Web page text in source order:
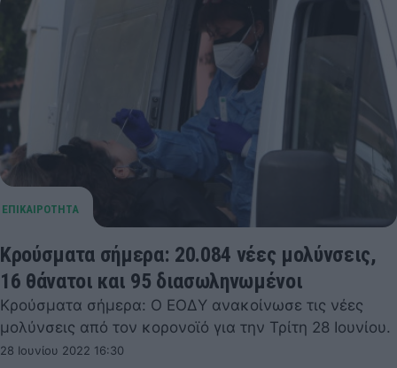
Κρούσματα σήμερα: 20.084 νέες μολύνσεις,
16 θάνατοι και 95 διασωληνωμένοι
Κρούσματα σήμερα: Ο ΕΟΔΥ ανακοίνωσε τις νέες
μολύνσεις από τον κορονοϊό για την Τρίτη 28 Ιουνίου.
28 Ιουνίου 2022 16:30